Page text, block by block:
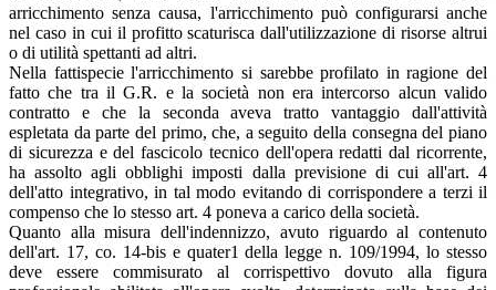
arricchimento senza causa, l'arricchimento può configurarsi anche
nel caso in cui il profitto scaturisca dall'utilizzazione di risorse altrui
o di utilità spettanti ad altri.
Nella fattispecie l'arricchimento si sarebbe profilato in ragione del
fatto che tra il G.R. e la società non era intercorso alcun valido
contratto e che la seconda aveva tratto vantaggio dall'attività
espletata da parte del primo, che, a seguito della consegna del piano
di sicurezza e del fascicolo tecnico dell'opera redatti dal ricorrente,
ha assolto agli obblighi imposti dalla previsione di cui all'art. 4
dell'atto integrativo, in tal modo evitando di corrispondere a terzi il
compenso che lo stesso art. 4 poneva a carico della società.
Quanto alla misura dell'indennizzo, avuto riguardo al contenuto
dell'art. 17, co. 14-bis e quater1 della legge n. 109/1994, lo stesso
deve essere commisurato al corrispettivo dovuto alla figura